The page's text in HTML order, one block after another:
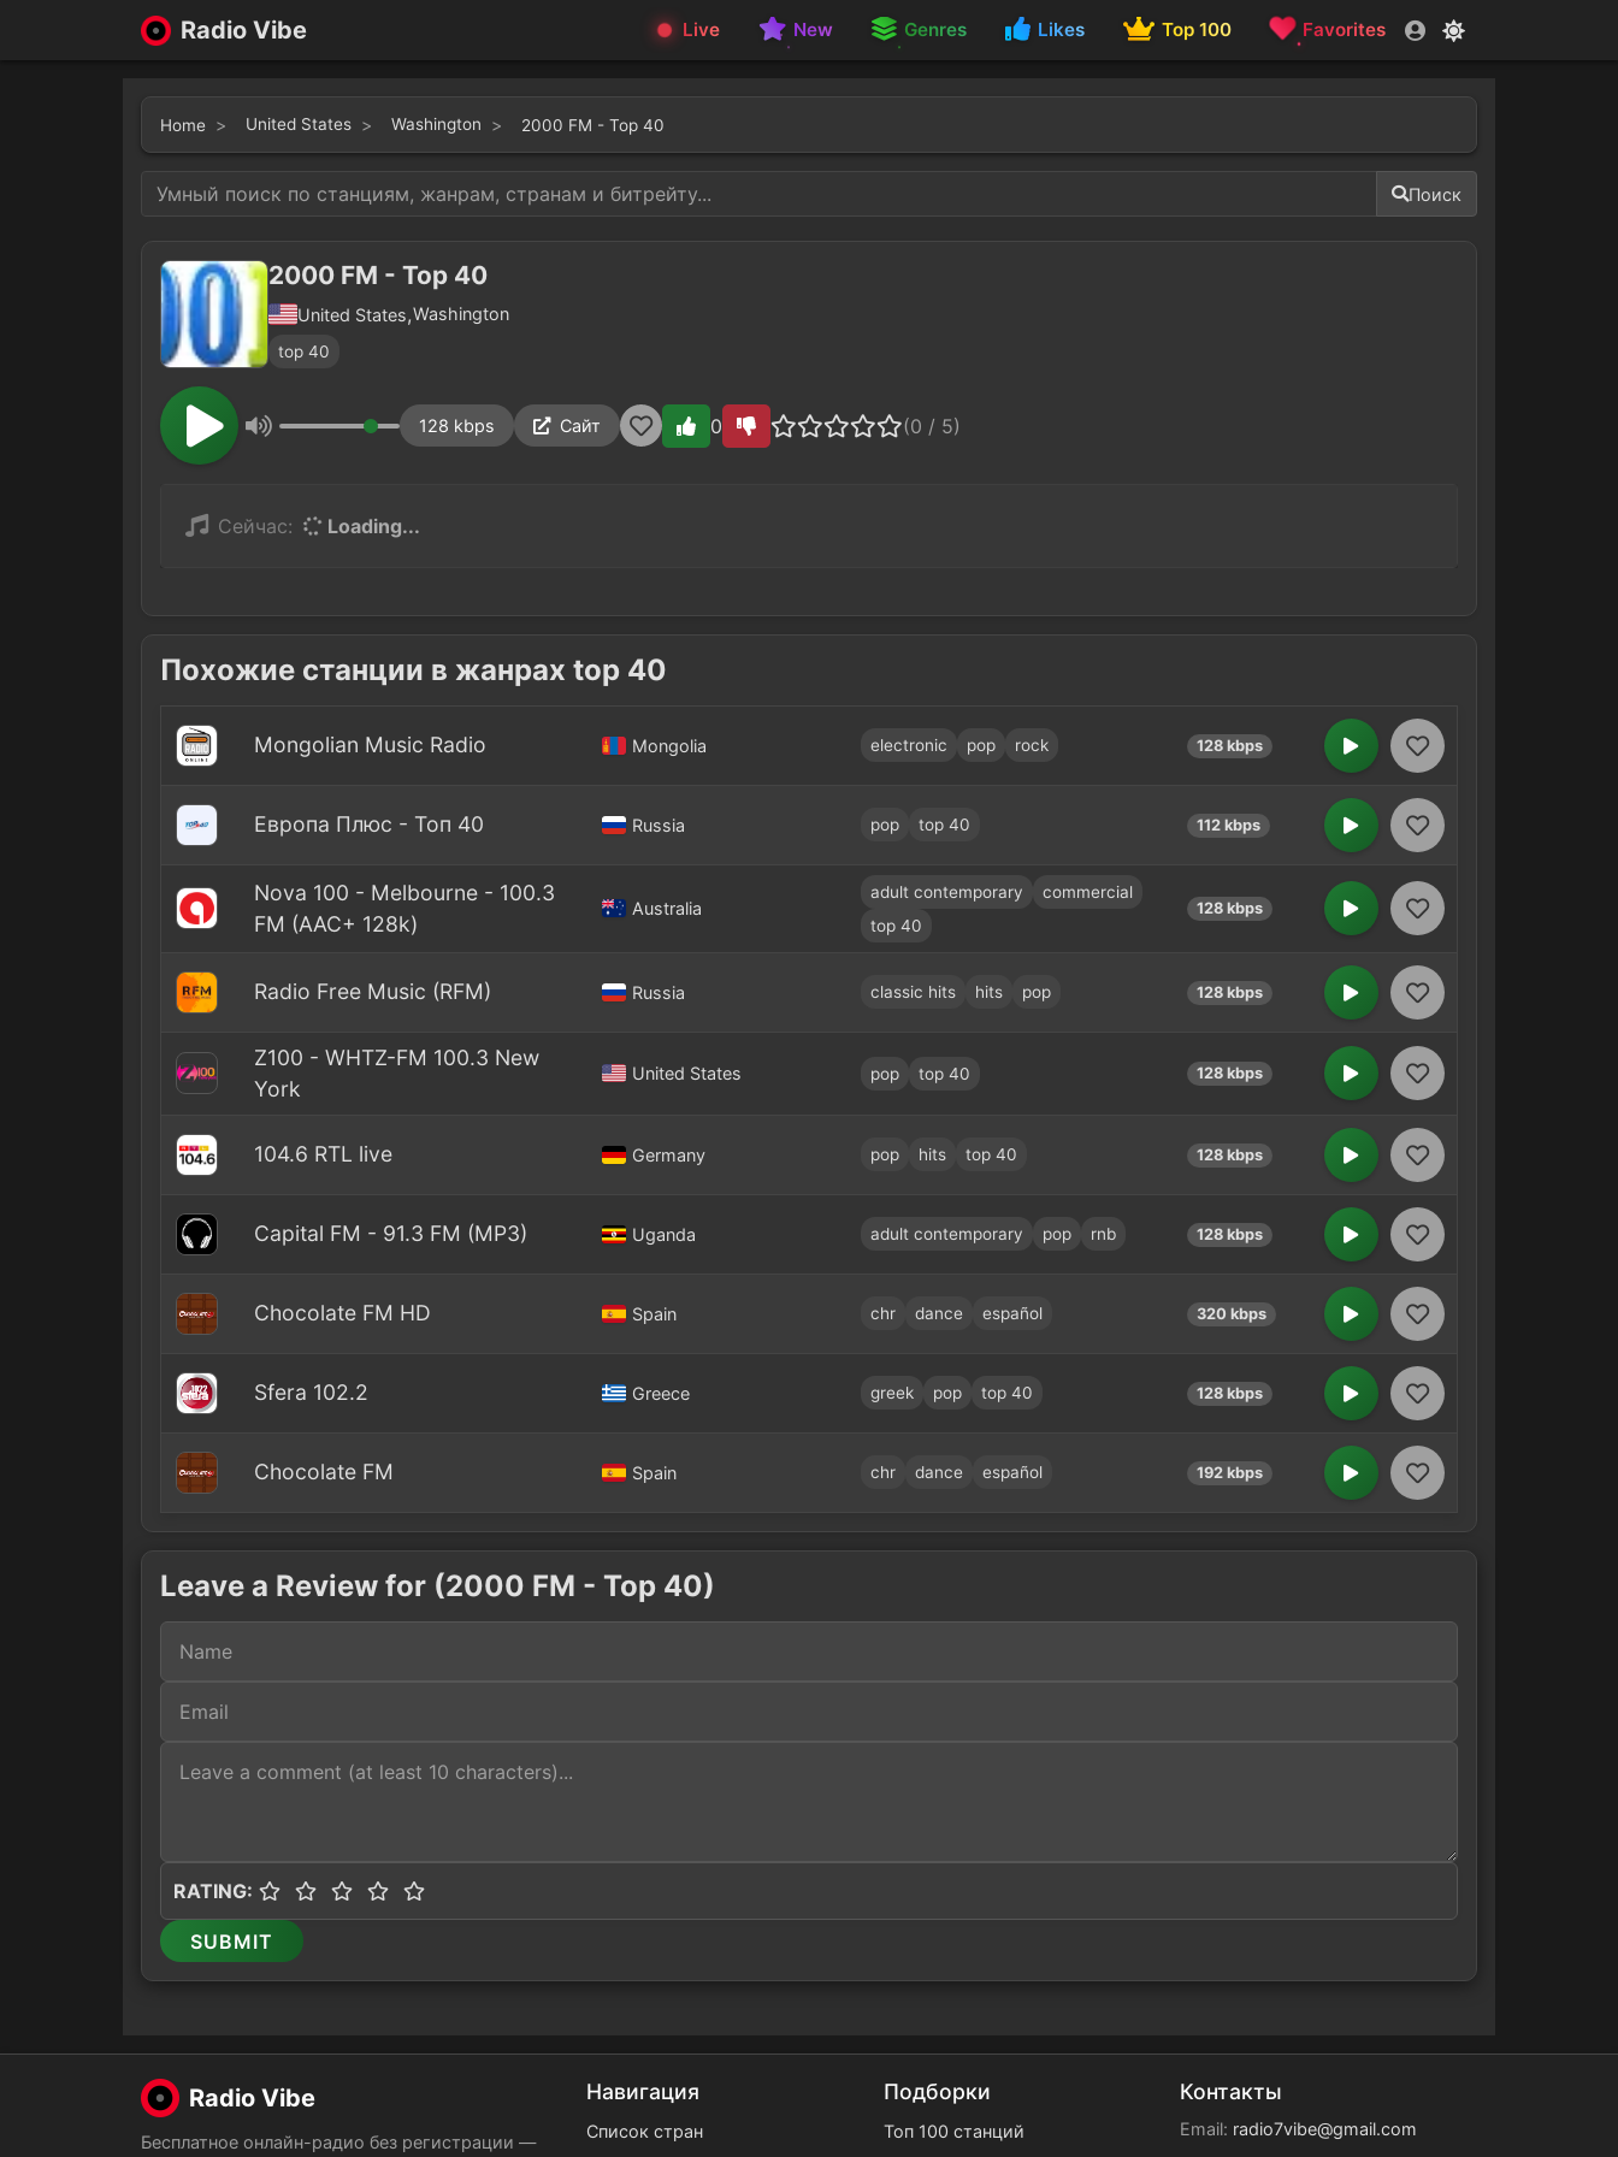
Radio Vibe Live New Genres Likes Top 100 Favorites
Home United States Washington 2000 FM - Top 40
Поиск
2000 FM - Top 40
United States,Washington
top 40
128 kbps Сайт 0 (0 / 5)
Сейчас: Loading...
Похожие станции в жанрах top 40
Mongolian Music Radio Mongolia electronic pop rock 128 kbps
Европа Плюс - Топ 40 Russia pop top 40 112 kbps
Nova 100 - Melbourne - 100.3
FM (AAC+ 128k)
Australia
adult contemporary
commercial
top 40
128 kbps
Radio Free Music (RFM) Russia classic hits hits pop 128 kbps
Z100 - WHTZ-FM 100.3 New
York
United States pop top 40 128 kbps
104.6 RTL live Germany pop hits top 40 128 kbps
Capital FM - 91.3 FM (MP3) Uganda adult contemporary pop rnb 128 kbps
Chocolate FM HD Spain chr dance español 320 kbps
Sfera 102.2 Greece greek pop top 40 128 kbps
Chocolate FM Spain chr dance español 192 kbps
Leave a Review for (2000 FM - Top 40)
RATING:
SUBMIT
Radio Vibe
Бесплатное онлайн-радио без регистрации —
Навигация
Список стран
Подборки
Топ 100 станций
Контакты
Email: radio7vibe@gmail.com